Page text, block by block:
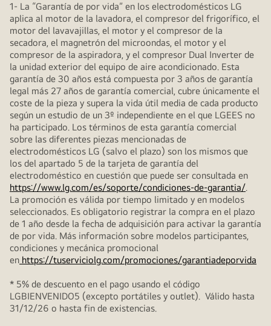
1- La “Garantía de por vida” en los electrodomésticos LG
aplica al motor de la lavadora, el compresor del frigorífico, el
motor del lavavajillas, el motor y el compresor de la
secadora, el magnetrón del microondas, el motor y el
compresor de la aspiradora, y el compresor Dual Inverter de
la unidad exterior del equipo de aire acondicionado. Esta
garantía de 30 años está compuesta por 3 años de garantía
legal más 27 años de garantía comercial, cubre únicamente el
coste de la pieza y supera la vida útil media de cada producto
según un estudio de un 3º independiente en el que LGEES no
ha participado. Los términos de esta garantía comercial
sobre las diferentes piezas mencionadas de
electrodomésticos LG (salvo el plazo) son los mismos que
los del apartado 5 de la tarjeta de garantía del
electrodoméstico en cuestión que puede ser consultada en
https://www.lg.com/es/soporte/condiciones-de-garantia/.
La promoción es válida por tiempo limitado y en modelos
seleccionados. Es obligatorio registrar la compra en el plazo
de 1 año desde la fecha de adquisición para activar la garantía
de por vida. Más información sobre modelos participantes,
condiciones y mecánica promocional
en https://tuserviciolg.com/promociones/garantiadeporvida
* 5% de descuento en el pago usando el código
LGBIENVENIDO5 (excepto portátiles y outlet). Válido hasta
31/12/26 o hasta fin de existencias.